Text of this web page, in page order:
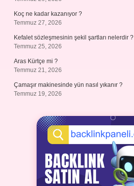
Koç ne kadar kazanıyor ?
Temmuz 27, 2026
Kefalet sözleşmesinin şekil şartları nelerdir ?
Temmuz 25, 2026
Aras Kürtçe mi ?
Temmuz 21, 2026
Çamaşır makinesinde yün nasıl yıkanır ?
Temmuz 19, 2026